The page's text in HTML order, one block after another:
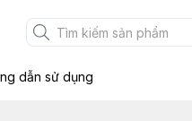
dẫn sử dụng